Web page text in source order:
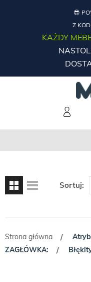
😎
Z
KAŻDY
Sortuj:
Strona główna /
ZAGŁÓWKA:
/